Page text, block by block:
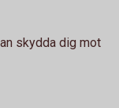
skydda dig mot